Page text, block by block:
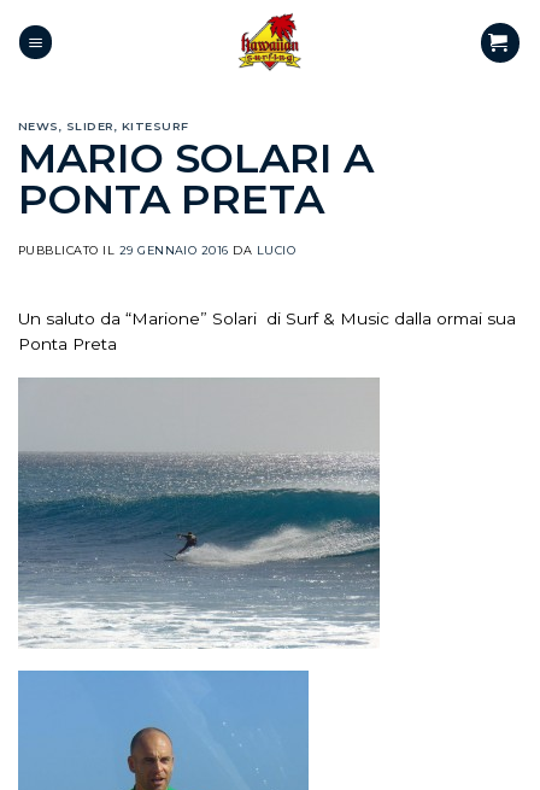
NEWS SLIDER KITESURF
MARIO SOLARI A
PONTA PRETA
PUBBLICATO IL 29 GENNAIO 2016 DA LUCIO
Un saluto da “Marione” Solari di Surf & Music dalla ormai sua
Ponta Preta